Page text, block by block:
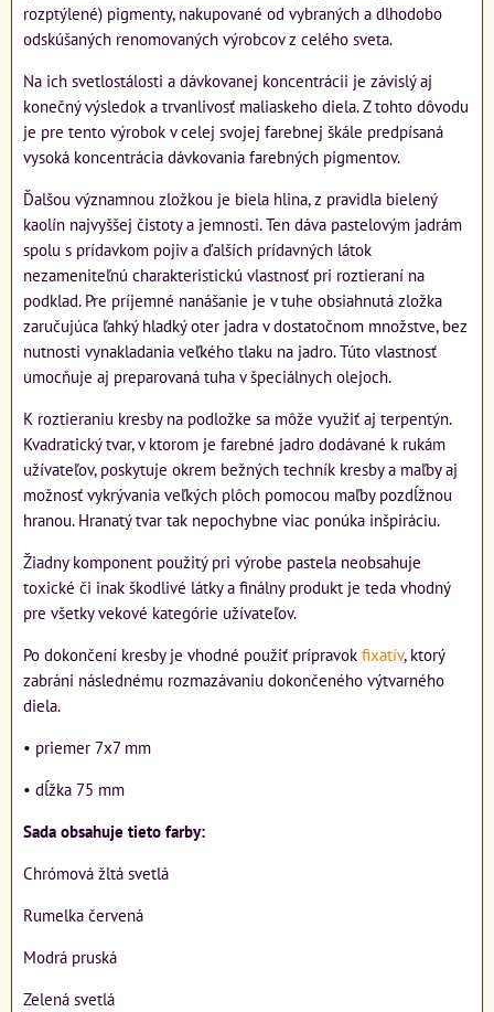
rozptýlené) pigmenty, nakupované od vybraných a dlhodobo
odskúšaných renomovaných výrobcov z celého sveta.
Na ich svetlostálosti a dávkovanej koncentrácii je závislý aj
konečný výsledok a trvanlivosť maliaskeho diela. Z tohto dôvodu
je pre tento výrobok v celej svojej farebnej škále predpísaná
vysoká koncentrácia dávkovania farebných pigmentov.
Ďalšou významnou zložkou je biela hlina, z pravidla bielený
kaolín najvyššej čistoty a jemnosti. Ten dáva pastelovým jadrám
spolu s prídavkom pojiv a ďalších prídavných látok
nezameniteľnú charakteristickú vlastnosť pri roztieraní na
podklad. Pre príjemné nanášanie je v tuhe obsiahnutá zložka
zaručujúca ľahký hladký oter jadra v dostatočnom množstve, bez
nutnosti vynakladania veľkého tlaku na jadro. Túto vlastnosť
umocňuje aj preparovaná tuha v špeciálnych olejoch.
K roztieraniu kresby na podložke sa môže využiť aj terpentýn.
Kvadratický tvar, v ktorom je farebné jadro dodávané k rukám
užívateľov, poskytuje okrem bežných techník kresby a maľby aj
možnosť vykrývania veľkých plôch pomocou maľby pozdĺžnou
hranou. Hranatý tvar tak nepochybne viac ponúka inšpiráciu.
Žiadny komponent použitý pri výrobe pastela neobsahuje
toxické či inak škodlivé látky a finálny produkt je teda vhodný
pre všetky vekové kategórie užívateľov.
Po dokončení kresby je vhodné použiť prípravok fixatív, ktorý
zabráni následnému rozmazávaniu dokončeného výtvarného
diela.
• priemer 7x7 mm
• dĺžka 75 mm
Sada obsahuje tieto farby:
Chrómová žltá svetlá
Rumelka červená
Modrá pruská
Zelená svetlá